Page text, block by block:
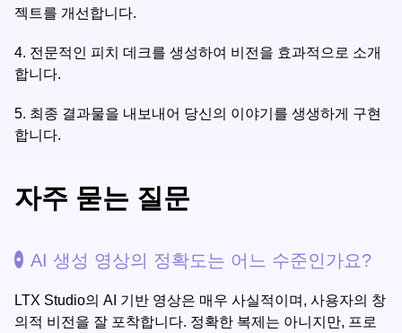
젝트를 개선합니다.
4. 전문적인 피치 데크를 생성하여 비전을 효과적으로 소개
합니다.
5. 최종 결과물을 내보내어 당신의 이야기를 생생하게 구현
합니다.
자주 묻는 질문
AI 생성 영상의 정확도는 어느 수준인가요?
LTX Studio의 AI 기반 영상은 매우 사실적이며, 사용자의 창
의적 비전을 잘 포착합니다. 정확한 복제는 아니지만, 프로